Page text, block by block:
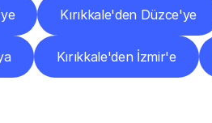
Kırıkkale'den Düzce'ye
Kırıkkale'den İzmir'e